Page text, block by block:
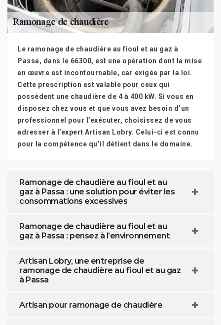
Le ramonage de chaudière au fioul et au gaz à
Passa, dans le 66300, est une opération dont la mise
en œuvre est incontournable, car exigée par la loi.
Cette prescription est valable pour ceux qui
possèdent une chaudière de 4 à 400 kW. Si vous en
disposez chez vous et que vous avez besoin d’un
professionnel pour l’exécuter, choisissez de vous
adresser à l’expert Artisan Lobry. Celui-ci est connu
pour la compétence qu’il détient dans le domaine.
Ramonage de chaudière au fioul et au
gaz à Passa : une solution pour éviter les
consommations excessives
Ramonage de chaudière au fioul et au
gaz à Passa : pensez à l’environnement
Artisan Lobry, une entreprise de
ramonage de chaudière au fioul et au gaz
à Passa
Artisan pour ramonage de chaudière